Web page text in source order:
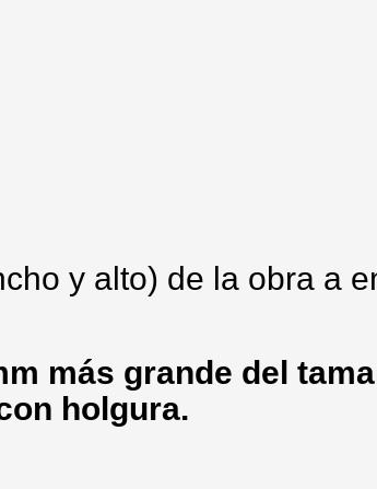
y alto) de la obra a
más grande del
holgura.